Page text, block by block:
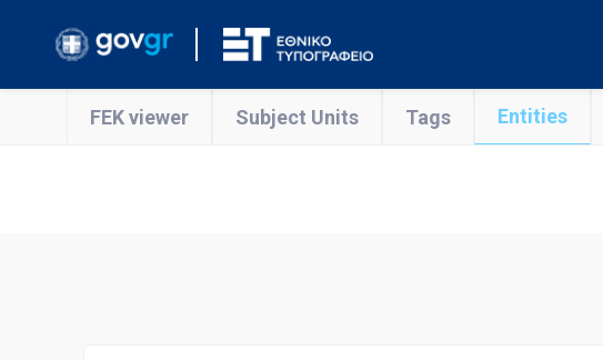
FEK viewer Subject Units Tags Entities